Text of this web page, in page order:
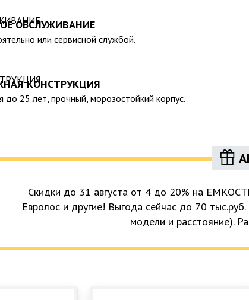
ОБСЛУЖИВАНИЕ
или сервисной службой.
КОНСТРУКЦИЯ
до 25 лет, прочный, морозостойкий корпус.
Скидки до 31 августа от 4 до 20% на
Евролос и другие! Выгода сейчас до 70
модели и расстояние).